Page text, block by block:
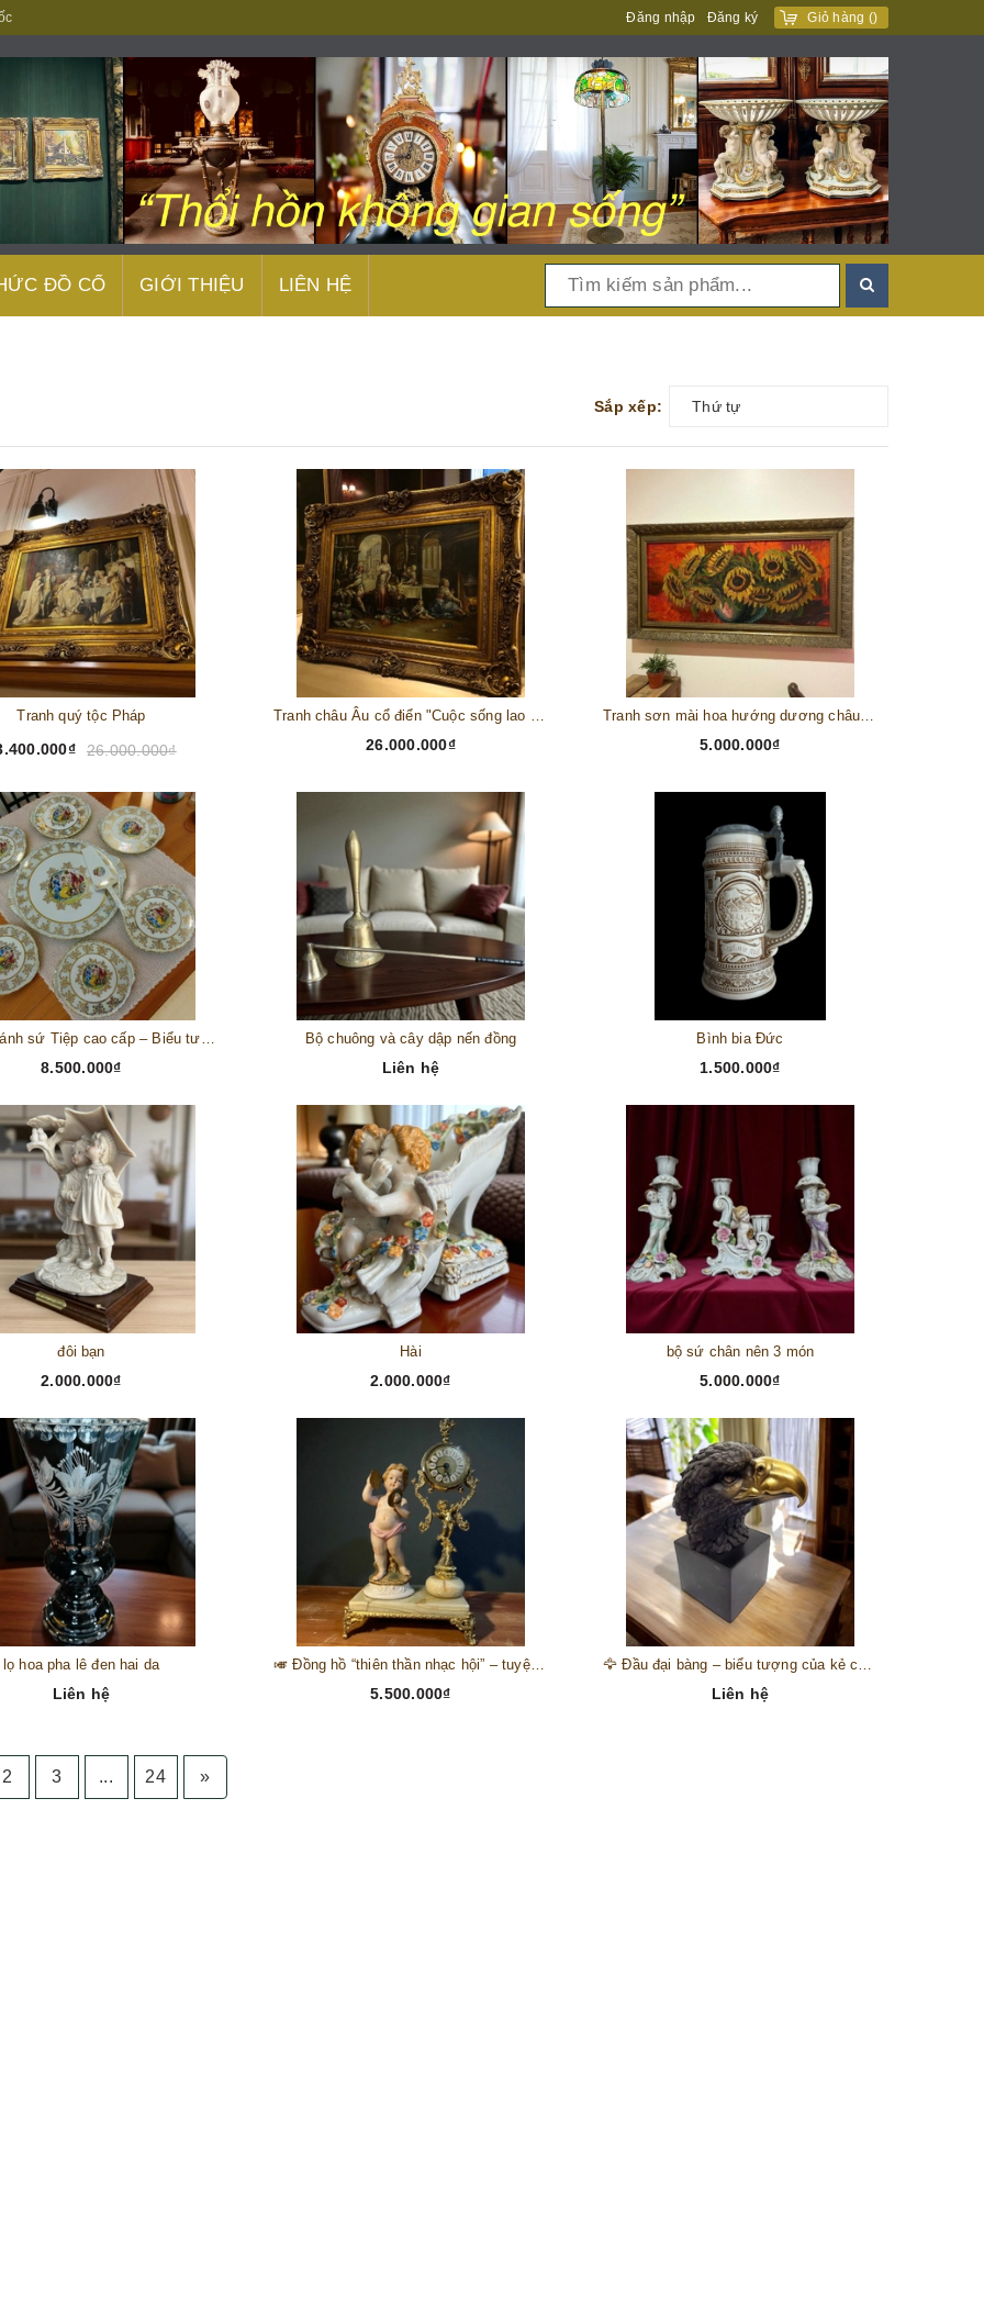
Đăng nhập Đăng ký Giỏ hàng ()
ĐỒ CỔ GIỚI THIỆU LIÊN HỆ
Sắp xếp: Thứ tự
Tranh quý tộc Pháp
26.000.000₫ 26.000.000₫ 5.000.000₫
8.500.000₫
Bộ chuông và cây dập nến đồng
Liên hệ
Bình bia Đức
1.500.000₫
đôi bạn
2.000.000₫
Hài
2.000.000₫
bộ sứ chân nên 3 món
5.000.000₫
lọ hoa pha lê đen hai da
Liên hệ
🎺 Đồng hồ “thiên thần nhạc hội” – tuyệt mỹ phẩm trang trí phong cách hoàng gia 🎼
5.500.000₫ Liên hệ
2 3 ... 24 »